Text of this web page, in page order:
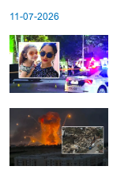
11-07-2026